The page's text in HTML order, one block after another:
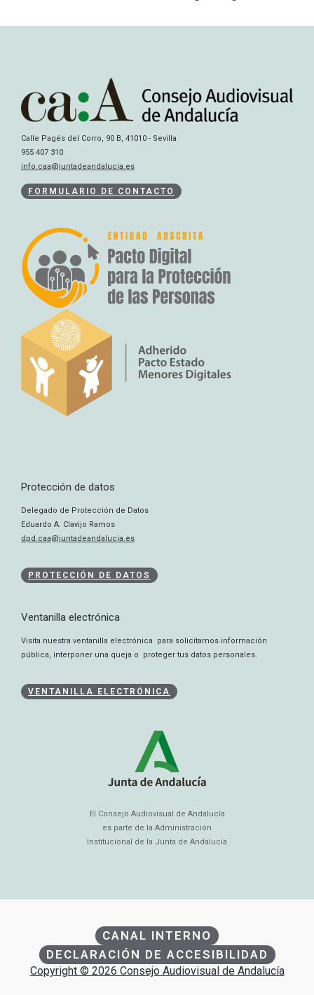
Calle Pagés del Corro, 90 B, 41010 - Sevilla
955 407 310
info.caa@juntadeandalucia.es
FORMULARIO DE CONTACTO
Protección de datos
Delegado de Protección de Datos
Eduardo A. Clavijo Ramos
dpd.caa@juntadeandalucia.es
PROTECCIÓN DE DATOS
Ventanilla electrónica
Visita nuestra ventanilla electrónica para solicitarnos información
pública, interponer una queja o proteger tus datos personales.
VENTANILLA ELECTRÓNICA
El Consejo Audiovisual de Andalucía
es parte de la Administración
Institucional de la Junta de Andalucía
CANAL INTERNO
DECLARACIÓN DE ACCESIBILIDAD
Copyright © 2026 Consejo Audiovisual de Andalucía